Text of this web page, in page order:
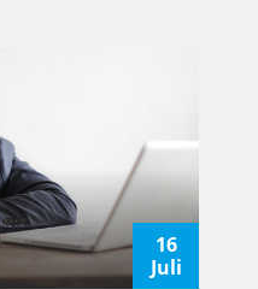
16
Juli